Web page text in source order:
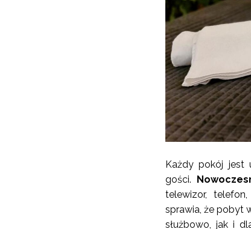
Każdy pokój jest
gości.
telewizor,
sprawia, że pobyt
służbowo, jak i